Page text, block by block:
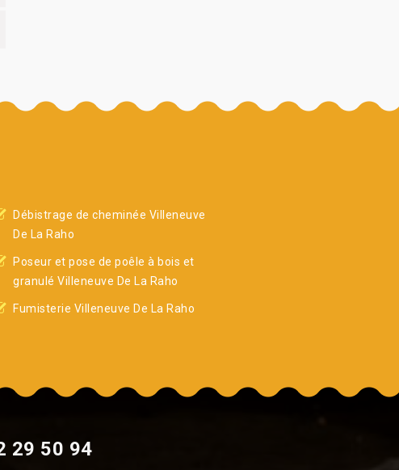
Débistrage de cheminée Villeneuve
De La Raho
Poseur et pose de poêle à bois et
granulé Villeneuve De La Raho
Fumisterie Villeneuve De La Raho
29 50 94